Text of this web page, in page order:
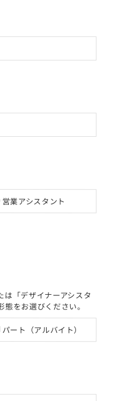
営業アシスタント
「デザイナーアシスタ
をお選びください。
パート（アルバイト）